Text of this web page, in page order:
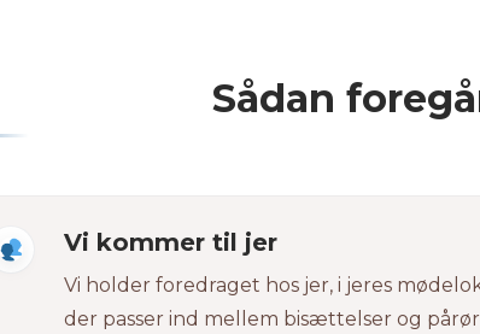
Sådan
Vi kommer til jer
Vi holder foredraget hos jer, i jeres
der passer ind mellem bisættelser og